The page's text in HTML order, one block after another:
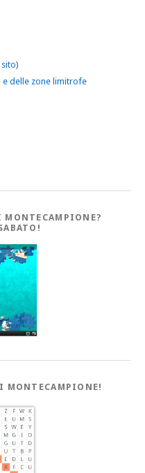
delle zone limitrofe
MONTECAMPIONE?
MONTECAMPIONE!